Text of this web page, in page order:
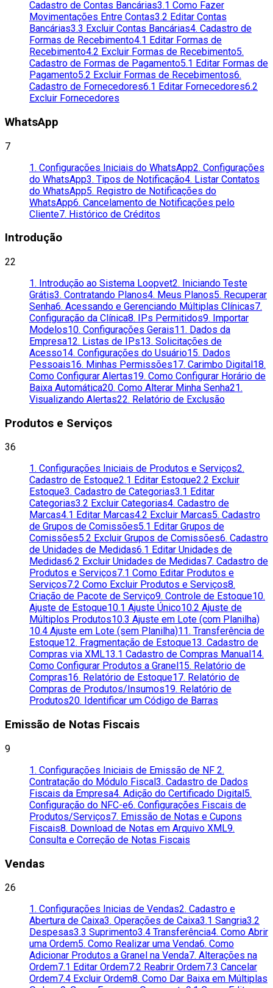
Cadastro de Contas Bancárias3.1 Como Fazer
Movimentações Entre Contas3.2 Editar Contas
Bancárias3.3 Excluir Contas Bancárias4. Cadastro de
Formas de Recebimento4.1 Editar Formas de
Recebimento4.2 Excluir Formas de Recebimento5.
Cadastro de Formas de Pagamento5.1 Editar Formas de
Pagamento5.2 Excluir Formas de Recebimentos6.
Cadastro de Fornecedores6.1 Editar Fornecedores6.2
Excluir Fornecedores
WhatsApp
7
1. Configurações Iniciais do WhatsApp2. Configurações
do WhatsApp3. Tipos de Notificação4. Listar Contatos
do WhatsApp5. Registro de Notificações do
WhatsApp6. Cancelamento de Notificações pelo
Cliente7. Histórico de Créditos
Introdução
22
1. Introdução ao Sistema Loopvet2. Iniciando Teste
Grátis3. Contratando Planos4. Meus Planos5. Recuperar
Senha6. Acessando e Gerenciando Múltiplas Clínicas7.
Configuração da Clínica8. IPs Permitidos9. Importar
Modelos10. Configurações Gerais11. Dados da
Empresa12. Listas de IPs13. Solicitações de
Acesso14. Configurações do Usuário15. Dados
Pessoais16. Minhas Permissões17. Carimbo Digital18.
Como Configurar Alertas19. Como Configurar Horário de
Baixa Automática20. Como Alterar Minha Senha21.
Visualizando Alertas22. Relatório de Exclusão
Produtos e Serviços
36
1. Configurações Iniciais de Produtos e Serviços2.
Cadastro de Estoque2.1 Editar Estoque2.2 Excluir
Estoque3. Cadastro de Categorias3.1 Editar
Categorias3.2 Excluir Categorias4. Cadastro de
Marcas4.1 Editar Marcas4.2 Excluir Marcas5. Cadastro
de Grupos de Comissões5.1 Editar Grupos de
Comissões5.2 Excluir Grupos de Comissões6. Cadastro
de Unidades de Medidas6.1 Editar Unidades de
Medidas6.2 Excluir Unidades de Medidas7. Cadastro de
Produtos e Serviços7.1 Como Editar Produtos e
Serviços7.2 Como Excluir Produtos e Serviços8.
Criação de Pacote de Serviço9. Controle de Estoque10.
Ajuste de Estoque10.1 Ajuste Único10.2 Ajuste de
Múltiplos Produtos10.3 Ajuste em Lote (com Planilha)
10.4 Ajuste em Lote (sem Planilha)11. Transferência de
Estoque12. Fragmentação de Estoque13. Cadastro de
Compras via XML13.1 Cadastro de Compras Manual 14.
Como Configurar Produtos a Granel 15. Relatório de
Compras16. Relatório de Estoque17. Relatório de
Compras de Produtos/Insumos19. Relatório de
Produtos20. Identificar um Código de Barras
Emissão de Notas Fiscais
9
1. Configurações Iniciais de Emissão de NF 2.
Contratação do Módulo Fiscal3. Cadastro de Dados
Fiscais da Empresa4. Adição do Certificado Digital5.
Configuração do NFC-e6. Configurações Fiscais de
Produtos/Serviços7. Emissão de Notas e Cupons
Fiscais8. Download de Notas em Arquivo XML9.
Consulta e Correção de Notas Fiscais
Vendas
26
1. Configurações Inicias de Vendas2. Cadastro e
Abertura de Caixa3. Operações de Caixa3.1 Sangria3.2
Despesas3.3 Suprimento3.4 Transferência4. Como Abrir
uma Ordem5. Como Realizar uma Venda6. Como
Adicionar Produtos a Granel na Venda7. Alterações na
Ordem7.1 Editar Ordem7.2 Reabrir Ordem7.3 Cancelar
Ordem7.4 Excluir Ordem8. Como Dar Baixa em Múltiplas